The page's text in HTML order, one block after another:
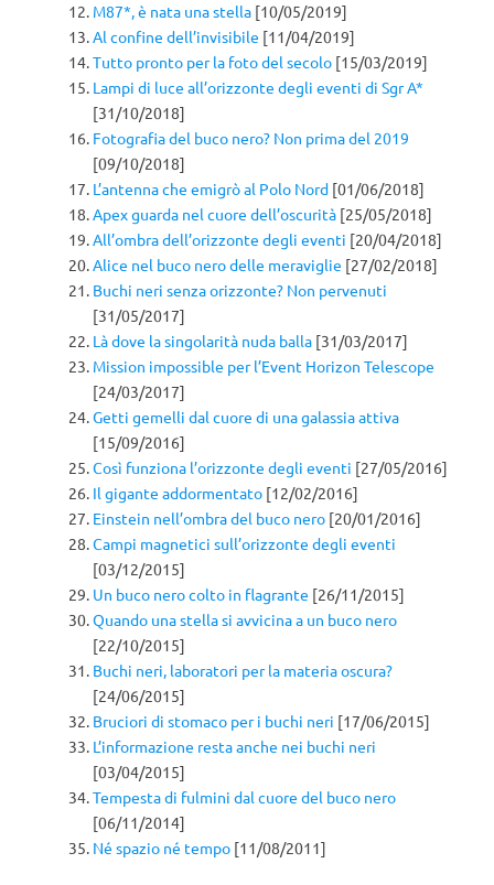
M87*, è nata una stella [10/05/2019]
Al confine dell’invisibile [11/04/2019]
Tutto pronto per la foto del secolo [15/03/2019]
Lampi di luce all’orizzonte degli eventi di Sgr A*
[31/10/2018]
Fotografia del buco nero? Non prima del 2019
[09/10/2018]
L’antenna che emigrò al Polo Nord [01/06/2018]
Apex guarda nel cuore dell’oscurità [25/05/2018]
All’ombra dell’orizzonte degli eventi [20/04/2018]
Alice nel buco nero delle meraviglie [27/02/2018]
Buchi neri senza orizzonte? Non pervenuti
[31/05/2017]
Là dove la singolarità nuda balla [31/03/2017]
Mission impossible per l’Event Horizon Telescope
[24/03/2017]
Getti gemelli dal cuore di una galassia attiva
[15/09/2016]
Così funziona l’orizzonte degli eventi [27/05/2016]
Il gigante addormentato [12/02/2016]
Einstein nell’ombra del buco nero [20/01/2016]
Campi magnetici sull’orizzonte degli eventi
[03/12/2015]
Un buco nero colto in flagrante [26/11/2015]
Quando una stella si avvicina a un buco nero
[22/10/2015]
Buchi neri, laboratori per la materia oscura?
[24/06/2015]
Bruciori di stomaco per i buchi neri [17/06/2015]
L’informazione resta anche nei buchi neri
[03/04/2015]
Tempesta di fulmini dal cuore del buco nero
[06/11/2014]
Né spazio né tempo [11/08/2011]